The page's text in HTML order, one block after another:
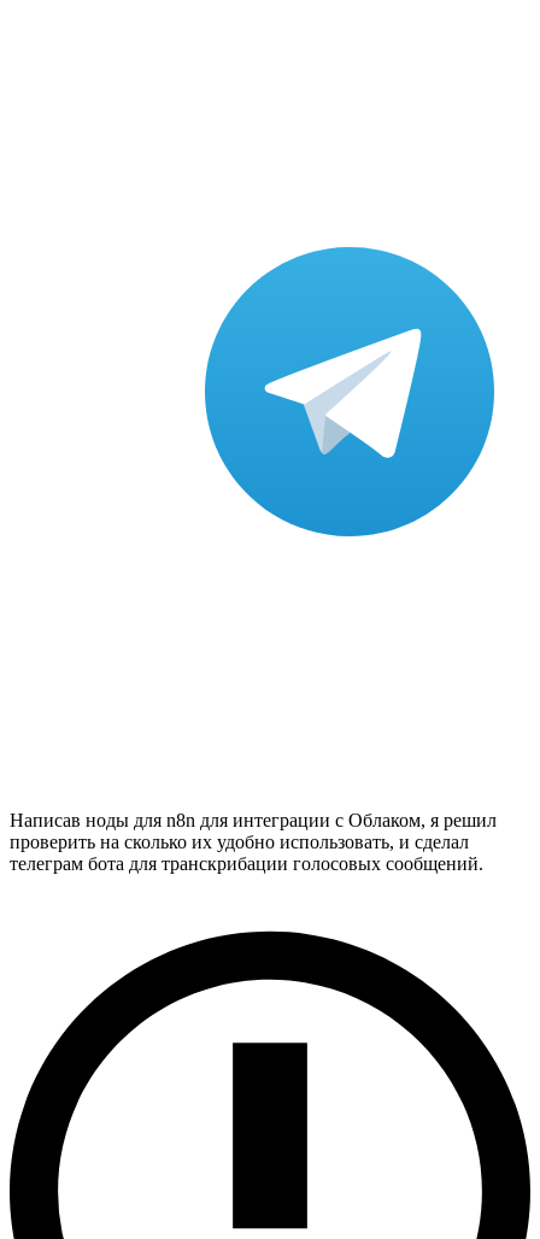
Написав ноды для n8n для интеграции с Облаком, я решил
проверить на сколько их удобно использовать, и сделал
телеграм бота для транскрибации голосовых сообщений.